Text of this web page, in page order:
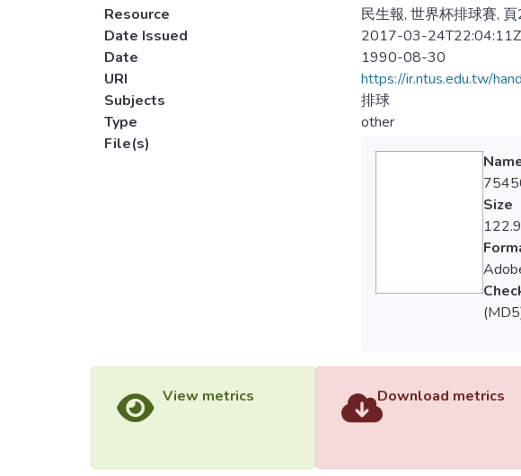
Resource
民生報, 世界杯排球賽, 頁
Date Issued
2017-03-24T22:04:11Z
Date
1990-08-30
URI
https://ir.ntus.edu.tw/
Subjects
排球
Type
other
File(s)
Size
View metrics Download metrics